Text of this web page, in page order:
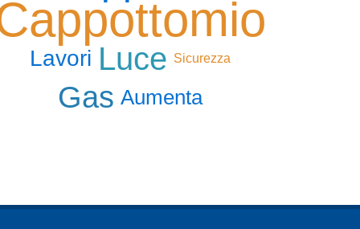
Lavori Luce Sicurezza
Gas Aumenta